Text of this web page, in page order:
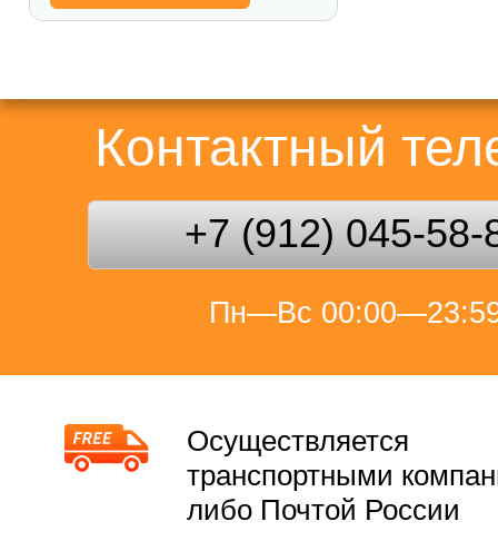
Контактный
+7 (912) 045-58-
Пн—Вс
Осуществляется
транспортными
либо Почтой России